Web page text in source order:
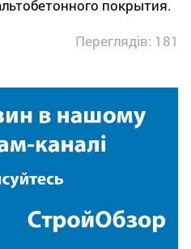
покрытия.
Переглядів: 181